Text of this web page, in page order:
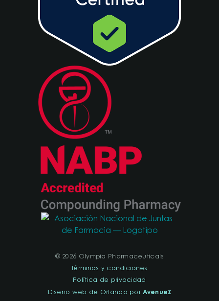
© 2026 Olympia Pharmaceuticals
Términos y condiciones
Política de privacidad
Diseño web de Orlando porAvenueZ